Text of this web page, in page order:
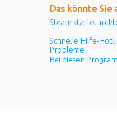
Das könnte Sie
Steam startet
Schnelle Hilfe-
Probleme
Bei diesen